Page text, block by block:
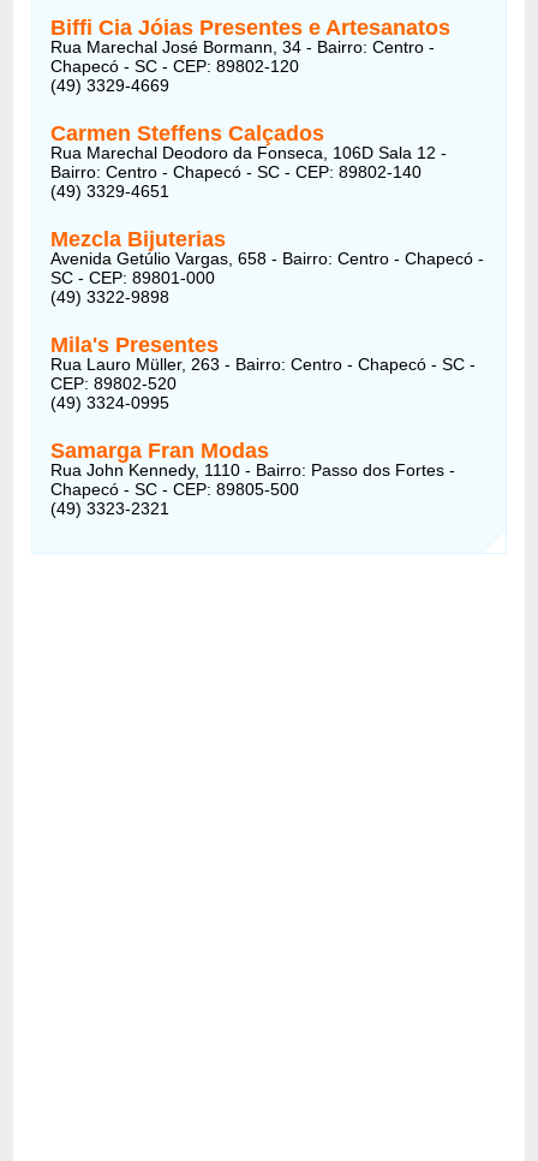
Biffi Cia Jóias Presentes e Artesanatos
Rua Marechal José Bormann, 34 - Bairro: Centro -
Chapecó - SC - CEP: 89802-120
(49) 3329-4669
Carmen Steffens Calçados
Rua Marechal Deodoro da Fonseca, 106D Sala 12 -
Bairro: Centro - Chapecó - SC - CEP: 89802-140
(49) 3329-4651
Mezcla Bijuterias
Avenida Getúlio Vargas, 658 - Bairro: Centro - Chapecó -
SC - CEP: 89801-000
(49) 3322-9898
Mila's Presentes
Rua Lauro Müller, 263 - Bairro: Centro - Chapecó - SC -
CEP: 89802-520
(49) 3324-0995
Samarga Fran Modas
Rua John Kennedy, 1110 - Bairro: Passo dos Fortes -
Chapecó - SC - CEP: 89805-500
(49) 3323-2321